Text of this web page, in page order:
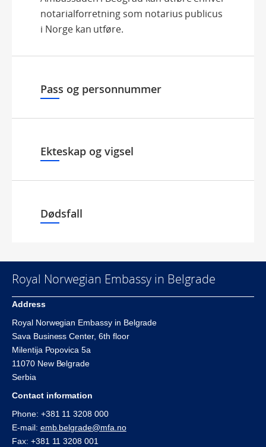
notarialforretning som notarius publicus
i Norge kan utføre.
Pass og personnummer
Ekteskap og vigsel
Dødsfall
Royal Norwegian Embassy in Belgrade
Address
Royal Norwegian Embassy in Belgrade
Sava Business Center, 6th floor
Milentija Popovica 5a
11070 New Belgrade
Serbia
Contact information
Phone: +381 11 3208 000
E-mail: emb.belgrade@mfa.no
Fax: +381 11 3208 001